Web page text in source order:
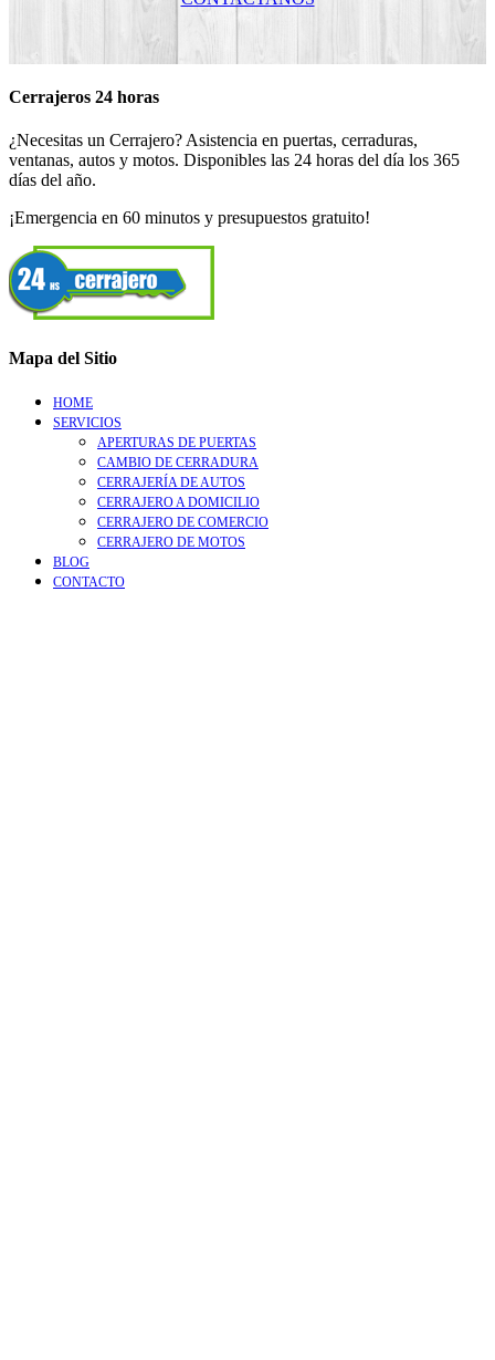
Cerrajeros 24 horas
¿Necesitas un Cerrajero? Asistencia en puertas, cerraduras,
ventanas, autos y motos. Disponibles las 24 horas del día los 365
días del año.
¡Emergencia en 60 minutos y presupuestos gratuito!
Mapa del Sitio
HOME
SERVICIOS
APERTURAS DE PUERTAS
CAMBIO DE CERRADURA
CERRAJERÍA DE AUTOS
CERRAJERO A DOMICILIO
CERRAJERO DE COMERCIO
CERRAJERO DE MOTOS
BLOG
CONTACTO